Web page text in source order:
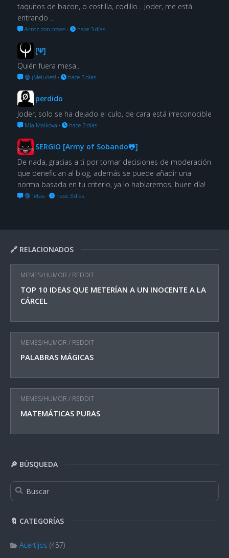
🔗 RELACIONADOS
MEMES/HUMOR / REDDIT
TOP 10 IDEAS QUE METERÍAN A UN INOCENTE A LA
CÁRCEL
MEMES/HUMOR / REDDIT
PALABRAS MÁGICAS
MEMES/HUMOR / REDDIT
MATEMÁTICAS PURAS
🔎 BÚSQUEDA
🔖 CATEGORÍAS
Acertijos (457)
taquitos de bacon, o costilla, codillo... Joder, me está
entrando ...
Arroz con cosas· hace 3 días
[Ψ]
Quién fuera mesa...
🔞 ¡Melunes! · hace 3 días
perdido
Joder, solo se ha dejado el culo, de cara está irreconocible
Mia Malkova · hace 3 días
SERGIO [Army of Sobando🐸]
De nada, gracias a ti por tomar decisiones de moderación
que benefician al blog, además se puede añadir una
norma basada en tu criterio, ya lo hablaremos, buen día!
🔞 Tetas· hace 3 días